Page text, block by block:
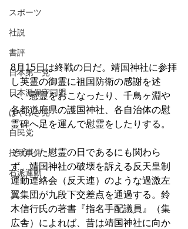
スポーツ
社説
書評
日本第一党
日本派保守同盟
はやぶさ党
自民党
拉致事件
右派運動
8月15日は終戦の日だ。靖国神社に参拝
し英霊の御霊に祖国防衛の感謝を述
べ、慰霊をおこなったり、千鳥ヶ淵や
各都道府県の護国神社、各自治体の慰
霊碑へ足を運んで慰霊をしたりする。
そうした慰霊の日であるにも関わら
ず、靖国神社の破壊を訴える反天皇制
運動連絡会（反天連）のような過激左
翼集団が九段下交差点を通過する。鈴
木信行氏の著書『指名手配議員』（集
広舎）によれば、昔は靖国神社に向か